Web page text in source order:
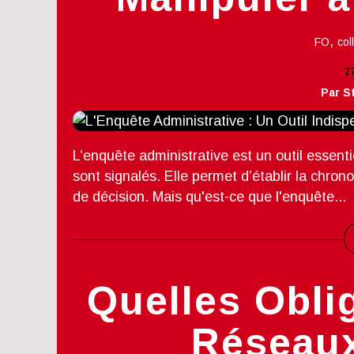
FO,
Par
L’enquête administrative est un outil
sont signalés. Elle permet d’établir la
de décision. Mais qu'est-ce que l'enquête...
Quelles